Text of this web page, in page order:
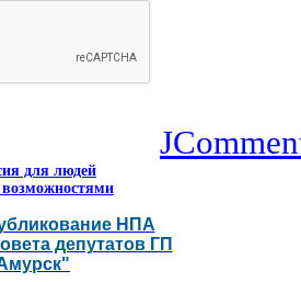
для людей
НПА
депутатов ГП